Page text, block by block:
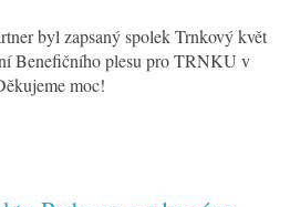
byl zapsaný spolek Trnkový květ
Benefičního plesu pro TRNKU v
moc!